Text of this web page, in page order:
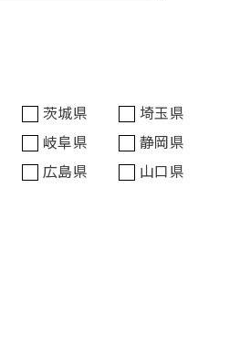
茨城県
埼玉県
岐阜県
静岡県
広島県
山口県